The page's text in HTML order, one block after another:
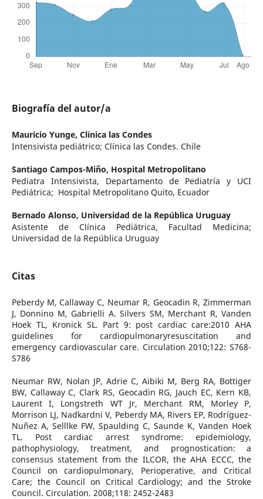
Biografía del autor/a
Mauricio Yunge, Clínica las Condes
Intensivista pediátrico; Clínica las Condes. Chile
Santiago Campos-Miño, Hospital Metropolitano
Pediatra Intensivista, Departamento de Pediatría y UCI
Pediátrica; Hospital Metropolitano Quito, Ecuador
Bernado Alonso, Universidad de la República Uruguay
Asistente de Clínica Pediátrica, Facultad Medicina;
Universidad de la República Uruguay
Citas
Peberdy M, Callaway C, Neumar R, Geocadin R, Zimmerman
J, Donnino M, Gabrielli A. Silvers SM, Merchant R, Vanden
Hoek TL, Kronick SL. Part 9: post cardiac care:2010 AHA
guidelines for cardiopulmonaryresuscitation and
emergency cardiovascular care. Circulation 2010;122: S768-
S786
Neumar RW, Nolan JP, Adrie C, Aibiki M, Berg RA, Bottiger
BW, Callaway C, Clark RS, Geocadin RG, Jauch EC, Kern KB,
Laurent I, Longstreth WT Jr, Merchant RM, Morley P,
Morrison LJ, Nadkardni V, Peberdy MA, Rivers EP, Rodríguez-
Nuñez A, Selllke FW, Spaulding C, Saunde K, Vanden Hoek
TL. Post cardiac arrest syndrome: epidemiology,
pathophysiology, treatment, and prognostication: a
consensus statement from the ILCOR, the AHA ECCC, the
Council on cardiopulmonary, Perioperative, and Critical
Care; the Council on Critical Cardiology; and the Stroke
Council. Circulation. 2008;118: 2452-2483